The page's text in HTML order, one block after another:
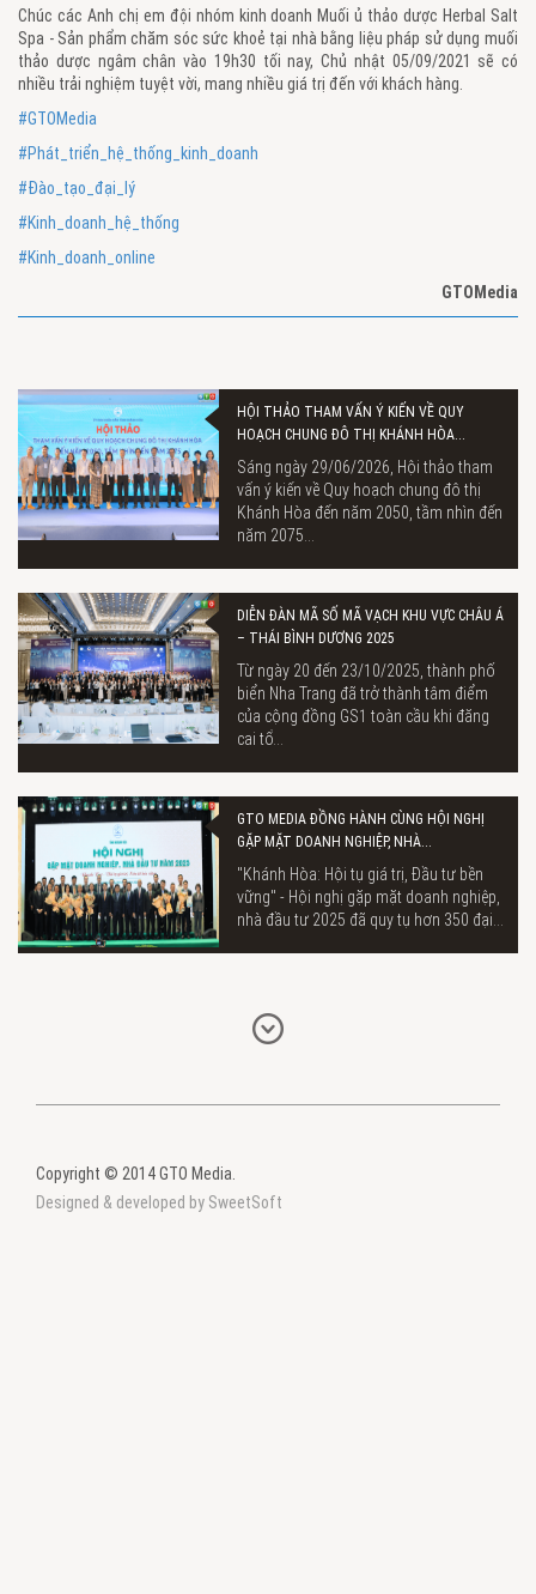
Chúc các Anh chị em đội nhóm kinh doanh Muối ủ thảo dược Herbal Salt
Spa - Sản phẩm chăm sóc sức khoẻ tại nhà bằng liệu pháp sử dụng muối
thảo dược ngâm chân vào 19h30 tối nay, Chủ nhật 05/09/2021 sẽ có
nhiều trải nghiệm tuyệt vời, mang nhiều giá trị đến với khách hàng.
#GTOMedia
#Phát_triển_hệ_thống_kinh_doanh
#Đào_tạo_đại_lý
#Kinh_doanh_hệ_thống
#Kinh_doanh_online
GTOMedia
HỘI THẢO THAM VẤN Ý KIẾN VỀ QUY
HOẠCH CHUNG ĐÔ THỊ KHÁNH HÒA...
Sáng ngày 29/06/2026, Hội thảo tham
vấn ý kiến về Quy hoạch chung đô thị
Khánh Hòa đến năm 2050, tầm nhìn đến
năm 2075...
DIỄN ĐÀN MÃ SỐ MÃ VẠCH KHU VỰC CHÂU Á
– THÁI BÌNH DƯƠNG 2025
Từ ngày 20 đến 23/10/2025, thành phố
biển Nha Trang đã trở thành tâm điểm
của cộng đồng GS1 toàn cầu khi đăng
cai tổ...
GTO MEDIA ĐỒNG HÀNH CÙNG HỘI NGHỊ
GẶP MẶT DOANH NGHIỆP, NHÀ...
"Khánh Hòa: Hội tụ giá trị, Đầu tư bền
vững" - Hội nghị gặp mặt doanh nghiệp,
nhà đầu tư 2025 đã quy tụ hơn 350 đại...
Copyright © 2014 GTO Media.
Designed & developed by SweetSoft